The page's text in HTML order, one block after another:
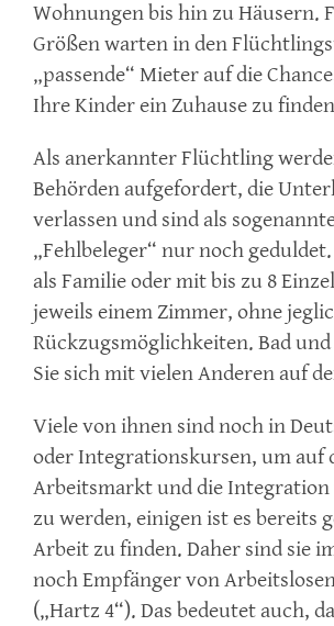
Wohnungen bis hin zu Häusern.
Größen warten in den
„passende“ Mieter auf die
Ihre Kinder ein Zuhause zu
Als anerkannter Flüchtling
Behörden aufgefordert, die
verlassen und sind als
„Fehlbeleger“ nur noch
als Familie oder mit bis zu 8
jeweils einem Zimmer, ohne
Rückzugsmöglichkeiten. Bad
Sie sich mit vielen Anderen auf
Viele von ihnen sind noch in
oder Integrationskursen, um auf
Arbeitsmarkt und die
zu werden, einigen ist es bereits
Arbeit zu finden. Daher sind sie
noch Empfänger von
(„Hartz 4“). Das bedeutet auch,